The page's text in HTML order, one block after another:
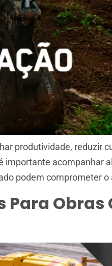
produtividade, reduzir
acompanhar
podem comprometer o
Para Obras